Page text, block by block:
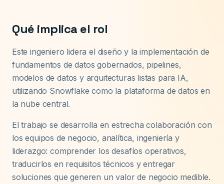
Qué implica el rol
Este ingeniero lidera el diseño y la implementación de
fundamentos de datos gobernados, pipelines,
modelos de datos y arquitecturas listas para IA,
utilizando Snowflake como la plataforma de datos en
la nube central.
El trabajo se desarrolla en estrecha colaboración con
los equipos de negocio, analítica, ingeniería y
liderazgo: comprender los desafíos operativos,
traducirlos en requisitos técnicos y entregar
soluciones que generen un valor de negocio medible.